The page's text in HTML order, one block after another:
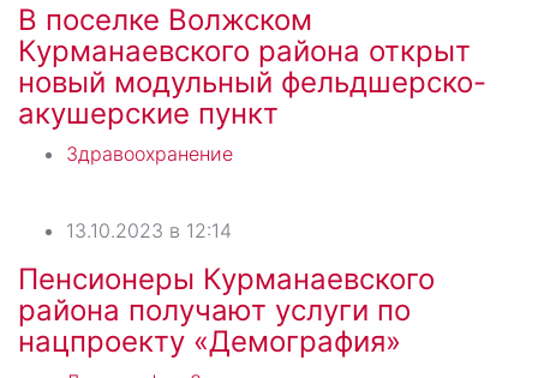
В поселке Волжском
Курманаевского района открыт
новый модульный фельдшерско-
акушерские пункт
Здравоохранение
13.10.2023 в 12:14
Пенсионеры Курманаевского
района получают услуги по
нацпроекту «Демография»